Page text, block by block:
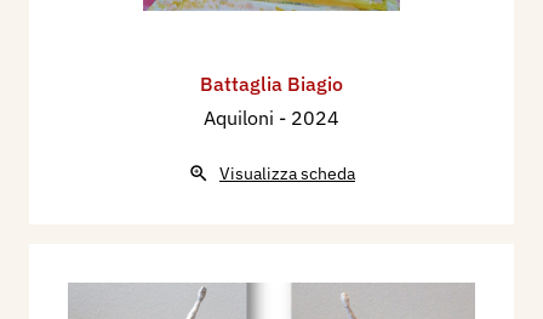
Battaglia Biagio
Aquiloni - 2024
Visualizza scheda